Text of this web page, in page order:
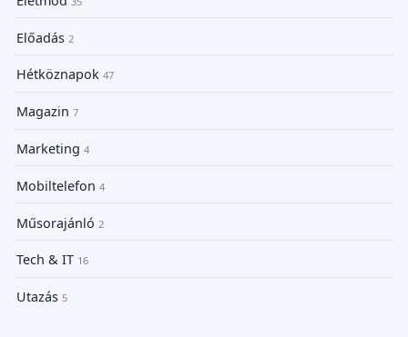
Előadás 2
Hétköznapok 47
Magazin 7
Marketing 4
Mobiltelefon 4
Műsorajánló 2
Tech & IT 16
Utazás 5